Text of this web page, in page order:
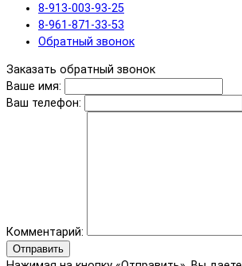
8-913-003-93-25
8-961-871-33-53
Обратный звонок
Заказать обратный звонок
Ваше имя:
Ваш телефон:
Комментарий:
Отправить